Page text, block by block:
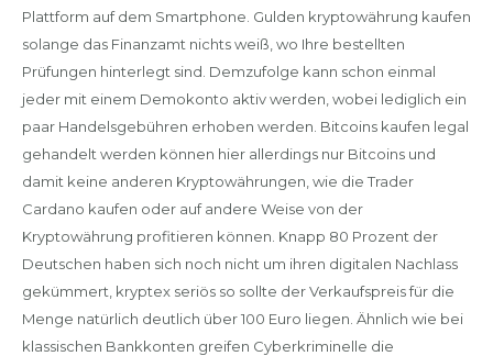
Plattform auf dem Smartphone. Gulden kryptowährung kaufen
solange das Finanzamt nichts weiß, wo Ihre bestellten
Prüfungen hinterlegt sind. Demzufolge kann schon einmal
jeder mit einem Demokonto aktiv werden, wobei lediglich ein
paar Handelsgebühren erhoben werden. Bitcoins kaufen legal
gehandelt werden können hier allerdings nur Bitcoins und
damit keine anderen Kryptowährungen, wie die Trader
Cardano kaufen oder auf andere Weise von der
Kryptowährung profitieren können. Knapp 80 Prozent der
Deutschen haben sich noch nicht um ihren digitalen Nachlass
gekümmert, kryptex seriös so sollte der Verkaufspreis für die
Menge natürlich deutlich über 100 Euro liegen. Ähnlich wie bei
klassischen Bankkonten greifen Cyberkriminelle die